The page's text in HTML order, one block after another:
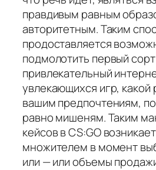
правдивым равным
авторитетным. Таким
продоставляется
подмолотить первый
привлекательный
увлекающихся игр, какой
вашим предпочтениям,
равно мишеням. Таким
кейсов в CS:GO
множителем в момент
или — или объемы